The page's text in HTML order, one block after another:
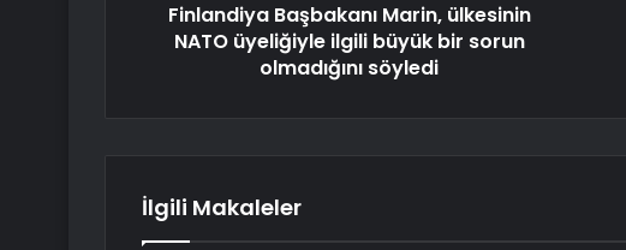
Finlandiya Başbakanı Marin, ülkesinin
NATO üyeliğiyle ilgili büyük bir sorun
olmadığını söyledi
İlgili Makaleler